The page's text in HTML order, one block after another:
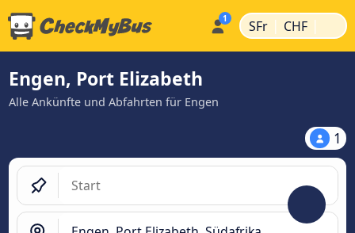
SFr | CHF |
Engen, Port Elizabeth
Alle Ankünfte und Abfahrten für Engen
1